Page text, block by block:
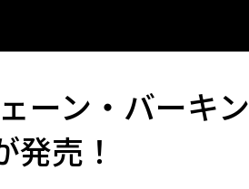
ーン・バーキン
売！